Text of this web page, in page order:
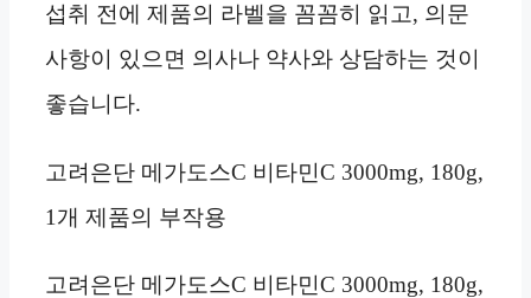
섭취 전에 제품의 라벨을 꼼꼼히 읽고, 의문
사항이 있으면 의사나 약사와 상담하는 것이
좋습니다.
고려은단 메가도스C 비타민C 3000mg, 180g,
1개 제품의 부작용
고려은단 메가도스C 비타민C 3000mg, 180g,